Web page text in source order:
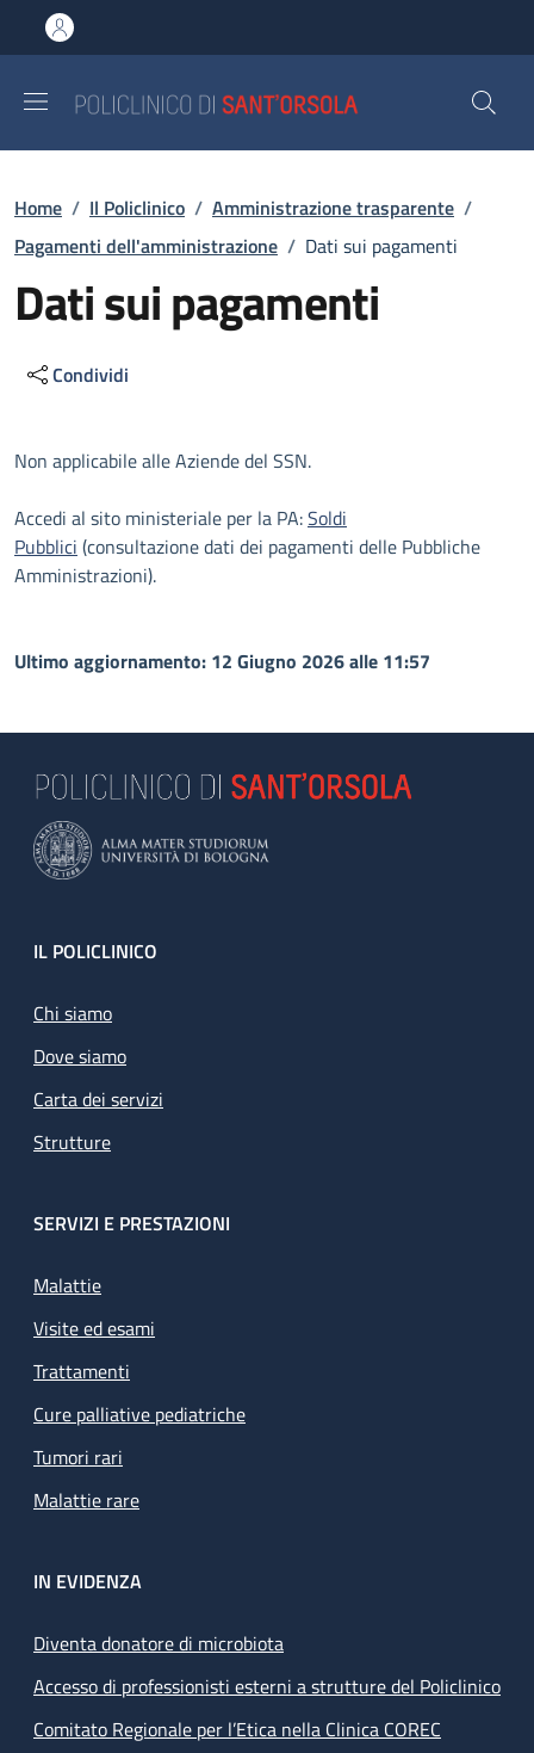
al contenuto principale
to footer content
Briciole di pane
Home / Il Policlinico / Amministrazione trasparente /
Pagamenti dell'amministrazione / Dati sui pagamenti
Dati sui pagamenti
Condividi
Descrizione
Non applicabile alle Aziende del SSN.
Accedi al sito ministeriale per la PA:Soldi
Pubblici (consultazione dati dei pagamenti delle Pubbliche
Amministrazioni).
Ultimo aggiornamento: 12 Giugno 2026 alle 11:57
Footer
IL POLICLINICO
Chi siamo
Dove siamo
Carta dei servizi
Strutture
SERVIZI E PRESTAZIONI
Malattie
Visite ed esami
Trattamenti
Cure palliative pediatriche
Tumori rari
Malattie rare
IN EVIDENZA
Diventa donatore di microbiota
Accesso di professionisti esterni a strutture del Policlinico
Comitato Regionale per l’Etica nella Clinica COREC